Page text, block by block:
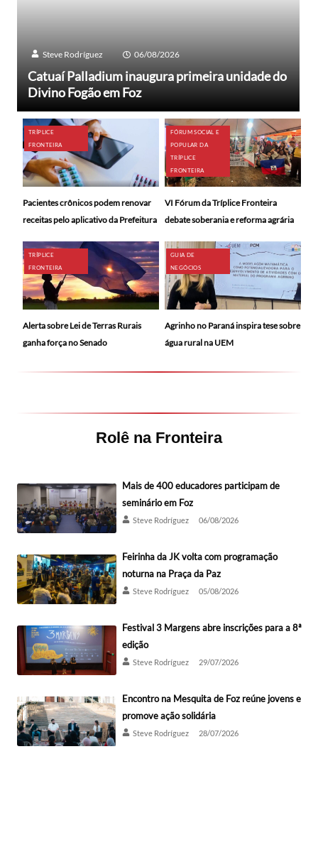
Steve Rodríguez 06/08/2026
Catuaí Palladium inaugura primeira unidade do
Divino Fogão em Foz
TRÍPLICE
FRONTEIRA
Pacientes crônicos podem renovar
receitas pelo aplicativo da Prefeitura
FÓRUM SOCIAL E
POPULAR DA
TRÍPLICE
FRONTEIRA
VI Fórum da Tríplice Fronteira
debate soberania e reforma agrária
TRÍPLICE
FRONTEIRA
Alerta sobre Lei de Terras Rurais
ganha força no Senado
GUIA DE
NEGÓCIOS
Agrinho no Paraná inspira tese sobre
água rural na UEM
Rolê na Fronteira
Mais de 400 educadores participam de
seminário em Foz
Steve Rodríguez 06/08/2026
Feirinha da JK volta com programação
noturna na Praça da Paz
Steve Rodríguez 05/08/2026
Festival 3 Margens abre inscrições para a 8ª
edição
Steve Rodríguez 29/07/2026
Encontro na Mesquita de Foz reúne jovens e
promove ação solidária
Steve Rodríguez 28/07/2026